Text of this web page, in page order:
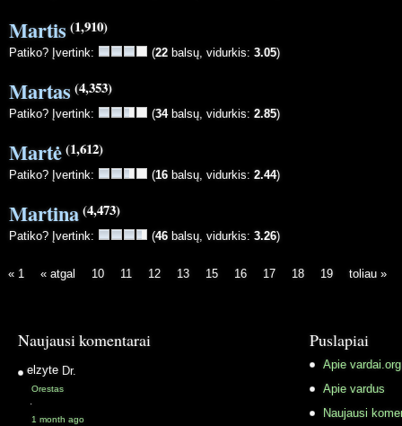
Martis(1,910)
Patiko? Įvertink: (22 balsų, vidurkis: 3.05)
Martas(4,353)
Patiko? Įvertink: (34balsų, vidurkis: 2.85)
Martė(1,612)
Patiko? Įvertink: (16 balsų, vidurkis: 2.44)
Martina(4,473)
Patiko? Įvertink: (46 balsų, vidurkis: 3.26)
« 1 « atgal 10 11 12 13 15 16 17 18 19 toliau »
Naujausi komentarai
elzyte Dr.
Orestas
·
1 month ago
Puslapiai
Apie vardai.org
Apie vardus
Naujausi